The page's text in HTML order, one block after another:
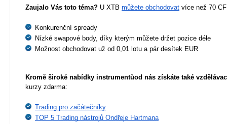
Zaujalo Vás toto téma? U XTB můžete obchodovat více než 70
Konkurenční spready
Nízké swapové body, díky kterým můžete držet pozice déle
Možnost obchodovat už od 0,01 lotu a pár desítek EUR
Kromě široké nabídky instrumentůod nás získáte také
kurzy zdarma:
Trading pro začátečníky
TOP 5 Trading nástrojů Ondřeje Hartmana